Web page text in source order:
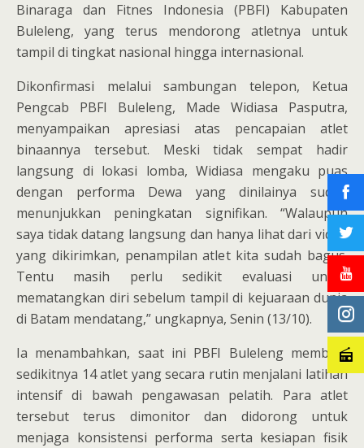
Binaraga dan Fitnes Indonesia (PBFI) Kabupaten
Buleleng, yang terus mendorong atletnya untuk
tampil di tingkat nasional hingga internasional.
Dikonfirmasi melalui sambungan telepon, Ketua
Pengcab PBFI Buleleng, Made Widiasa Pasputra,
menyampaikan apresiasi atas pencapaian atlet
binaannya tersebut. Meski tidak sempat hadir
langsung di lokasi lomba, Widiasa mengaku puas
dengan performa Dewa yang dinilainya sudah
menunjukkan peningkatan signifikan. “Walaupun
saya tidak datang langsung dan hanya lihat dari video
yang dikirimkan, penampilan atlet kita sudah bagus.
Tentu masih perlu sedikit evaluasi untuk
mematangkan diri sebelum tampil di kejuaraan dunia
di Batam mendatang,” ungkapnya, Senin (13/10).
Ia menambahkan, saat ini PBFI Buleleng membina
sedikitnya 14 atlet yang secara rutin menjalani latihan
intensif di bawah pengawasan pelatih. Para atlet
tersebut terus dimonitor dan didorong untuk
menjaga konsistensi performa serta kesiapan fisik